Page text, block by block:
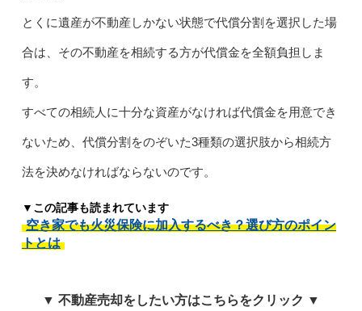
とくに遺産が不動産しかない状態で代償分割を選択した場
合は、その不動産を相続する方が代償金を全額負担しま
す。
すべての相続人に十分な資産がなければ代償金を用意でき
ないため、代償分割をのぞいた3種類の選択肢から相続方
法を決めなければならないのです。
▼この記事も読まれています
空き家でも火災保険に加入するべき？選び方のポイン
トとは
▼ 不動産売却をしたい方はこちらをクリック ▼